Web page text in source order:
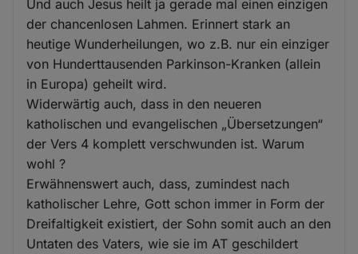
Und auch Jesus heilt ja gerade mal einen einzigen
der chancenlosen Lahmen. Erinnert stark an
heutige Wunderheilungen, wo z.B. nur ein einziger
von Hunderttausenden Parkinson-Kranken (allein
in Europa) geheilt wird.
Widerwärtig auch, dass in den neueren
katholischen und evangelischen „Übersetzungen“
der Vers 4 komplett verschwunden ist. Warum
wohl ?
Erwähnenswert auch, dass, zumindest nach
katholischer Lehre, Gott schon immer in Form der
Dreifaltigkeit existiert, der Sohn somit auch an den
Untaten des Vaters, wie sie im AT geschildert